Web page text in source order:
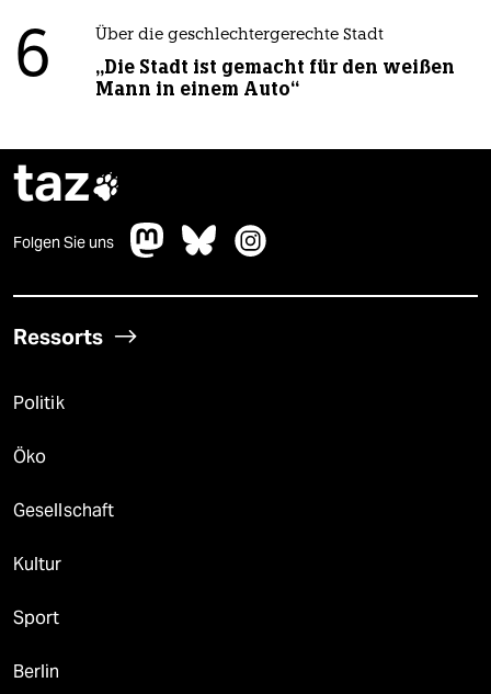
6 Über die geschlechtergerechte Stadt
„Die Stadt ist gemacht für den weißen
Mann in einem Auto“
taz
Folgen Sie uns
Ressorts
Politik
Öko
Gesellschaft
Kultur
Sport
Berlin